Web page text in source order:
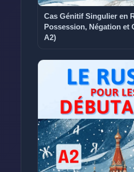
Cas Génitif Singulier en
Possession, Négation et
A2)